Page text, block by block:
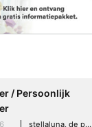
/ Persoonlijk
stellaluna, de punt (drenthe)